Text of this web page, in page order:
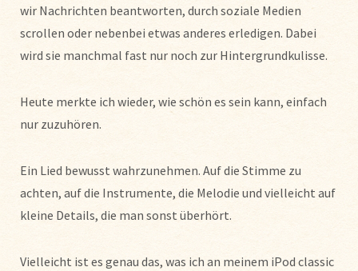
wir Nachrichten beantworten, durch soziale Medien
scrollen oder nebenbei etwas anderes erledigen. Dabei
wird sie manchmal fast nur noch zur Hintergrundkulisse.
Heute merkte ich wieder, wie schön es sein kann, einfach
nur zuzuhören.
Ein Lied bewusst wahrzunehmen. Auf die Stimme zu
achten, auf die Instrumente, die Melodie und vielleicht auf
kleine Details, die man sonst überhört.
Vielleicht ist es genau das, was ich an meinem iPod classic